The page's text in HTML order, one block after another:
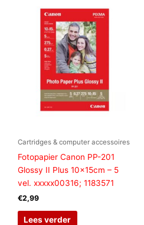
Cartridges & computer accessoires
Fotopapier Canon PP-201
Glossy II Plus 10x15cm – 5
vel. xxxxx00316; 1183571
€2,99
Lees verder